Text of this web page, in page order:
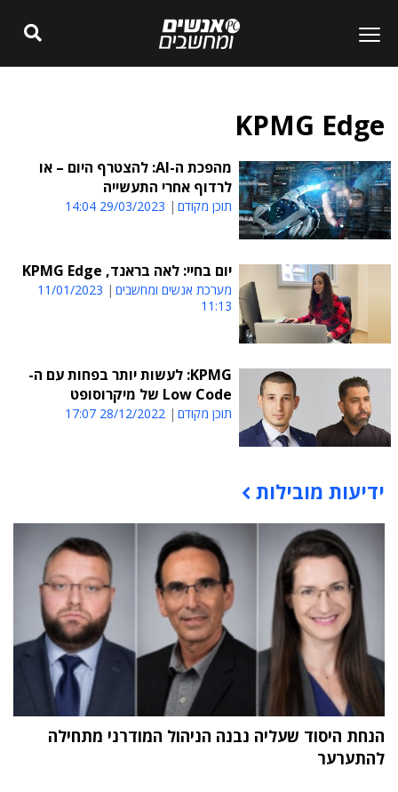
KPMG Edge
מהפכת ה-AI: להצטרף היום – או
לרדוף אחרי התעשייה
תוכן מקודם 29/03/2023 14:04
יום בחיי: לאה בראנד, KPMG Edge
מערכת אנשים ומחשבים
11/01/2023
11:13
KPMG: לעשות יותר בפחות עם ה-
Low Code של מיקרוסופט
תוכן מקודם 28/12/2022 17:07
תוכן פרסומי
ידיעות מובילות
הנחת היסוד שעליה נבנה הניהול המודרני מתחילה
להתערער